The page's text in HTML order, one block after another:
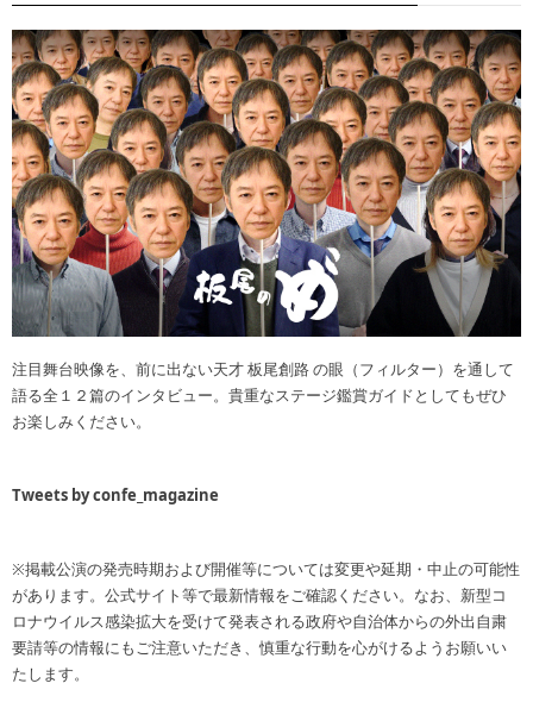
注目舞台映像を、前に出ない天才 板尾創路 の眼（フィルター）を通して
語る全１２篇のインタビュー。貴重なステージ鑑賞ガイドとしてもぜひ
お楽しみください。
Tweets by confe_magazine
※掲載公演の発売時期および開催等については変更や延期・中止の可能性
があります。公式サイト等で最新情報をご確認ください。なお、新型コ
ロナウイルス感染拡大を受けて発表される政府や自治体からの外出自粛
要請等の情報にもご注意いただき、慎重な行動を心がけるようお願いい
たします。